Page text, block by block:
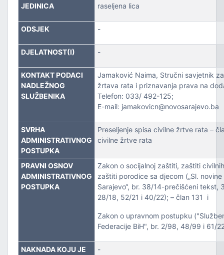
POSLOVE I KATASTAR NEKRETNINA
I URBANIZMA
I SAOBRAĆAJ
JEDINICA
raseljena lica
ODSJEK -
DJELATNOST(I) -
KONTAKT PODACI
NADLEŽNOG
SLUŽBENIKA
Jamaković Naima, Stručni savjetnik
žrtava rata i priznavanja prava na
Telefon: 033/ 492-125;
E-mail: jamakovicn@novosarajevo.ba
SVRHA
ADMINISTRATIVNOG
POSTUPKA
Preseljenje spisa civilne žrtve rata –
civilne žrtve rata
PRAVNI OSNOV
ADMINISTRATIVNOG
POSTUPKA
Zakon o socijalnoj zaštiti, zaštiti
zaštiti porodice sa djecom („Sl. novine
Sarajevo“, br. 38/14-prečišćeni tekst,
28/18, 52/21 i 40/22); – član 131 i
Zakon o upravnom postupku
Federacije BiH", br. 2/98, 48/99 i 61/
NAKNADA KOJU JE
-